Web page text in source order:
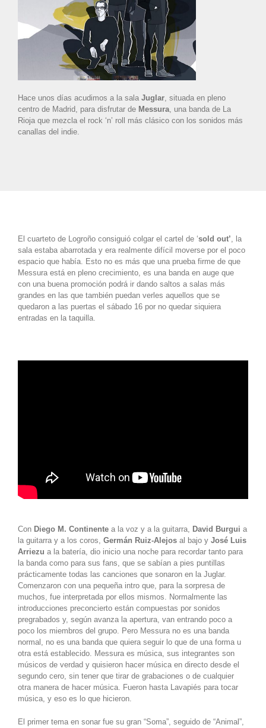
Hace unos días acudimos a la sala Juglar , situada en pleno
centro de Madrid, para disfrutar de Messura , una banda de La
Rioja que mezcla el rock ‘n’ roll más clásico con los sonidos más
canallas del indie.
El cuarteto de Logroño consiguió colgar el cartel de ‘sold out’ , la
sala estaba abarrotada y era realmente difícil moverse por el poco
espacio que había. Esto no es más que una prueba firme de que
Messura está en pleno crecimiento, es una banda en auge que
con una buena promoción podrá ir dando saltos a salas más
grandes en las que también puedan verles aquellos que se
quedaron a las puertas el sábado 16 por no quedar siquiera
entradas en la taquilla.
Con Diego M. Continente a la voz y a la guitarra, David Burgui a
la guitarra y a los coros, Germán Ruiz-Alejos al bajo y José Luis
Arriezu a la batería, dio inicio una noche para recordar tanto para
la banda como para sus fans, que se sabían a pies puntillas
prácticamente todas las canciones que sonaron en la Juglar.
Comenzaron con una pequeña intro que, para la sorpresa de
muchos, fue interpretada por ellos mismos. Normalmente las
introducciones preconcierto están compuestas por sonidos
pregrabados y, según avanza la apertura, van entrando poco a
poco los miembros del grupo. Pero Messura no es una banda
normal, no es una banda que quiera seguir lo que de una forma u
otra está establecido. Messura es música, sus integrantes son
músicos de verdad y quisieron hacer música en directo desde el
segundo cero, sin tener que tirar de grabaciones o de cualquier
otra manera de hacer música. Fueron hasta Lavapiés para tocar
música, y eso es lo que hicieron.
El primer tema en sonar fue su gran “Soma”, seguido de “Animal”,